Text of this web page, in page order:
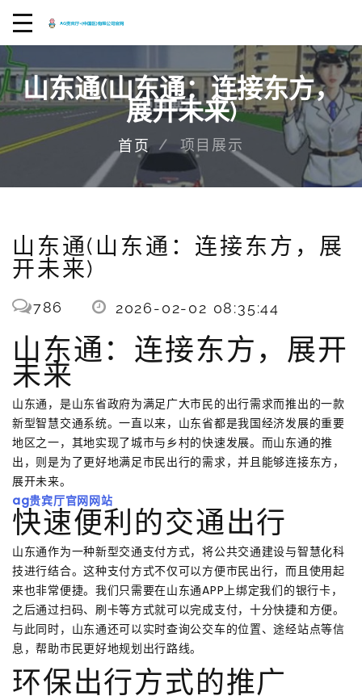
山东通(山东通：连接东方，
展开未来)
首页 项目展示
山东通(山东通：连接东方，展
开未来)
786 2026-02-02 08:35:44
山东通：连接东方，展开
未来
山东通，是山东省政府为满足广大市民的出行需求而推出的一款
新型智慧交通系统。一直以来，山东省都是我国经济发展的重要
地区之一，其地实现了城市与乡村的快速发展。而山东通的推
出，则是为了更好地满足市民出行的需求，并且能够连接东方，
展开未来。
ag贵宾厅官网网站
快速便利的交通出行
山东通作为一种新型交通支付方式，将公共交通建设与智慧化科
技进行结合。这种支付方式不仅可以方便市民出行，而且使用起
来也非常便捷。我们只需要在山东通APP上绑定我们的银行卡，
之后通过扫码、刷卡等方式就可以完成支付，十分快捷和方便。
与此同时，山东通还可以实时查询公交车的位置、途经站点等信
息，帮助市民更好地规划出行路线。
环保出行方式的推广